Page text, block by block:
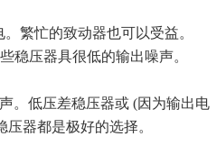
繁忙的致动器也可以受益。
稳压器具很低的输出噪声。
。低压差稳压器或 (因为输出电
器都是极好的选择。